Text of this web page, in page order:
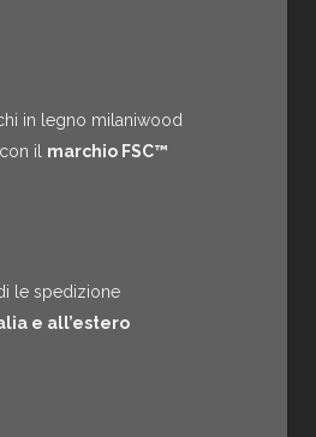
in legno milaniwood
il marchio FSC™
le spedizione
e all’estero